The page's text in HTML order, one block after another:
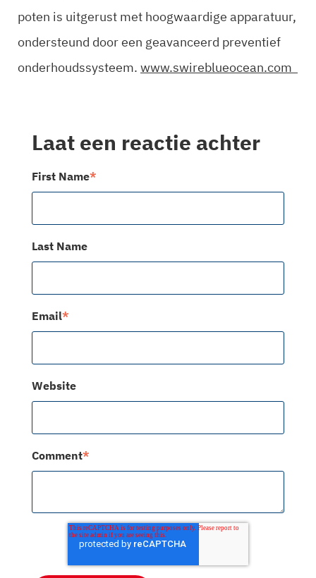
poten is uitgerust met hoogwaardige apparatuur,
ondersteund door een geavanceerd preventief
onderhoudssysteem. www.swireblueocean.com
Laat een reactie achter
First Name*
Last Name
Email*
Website
Comment*